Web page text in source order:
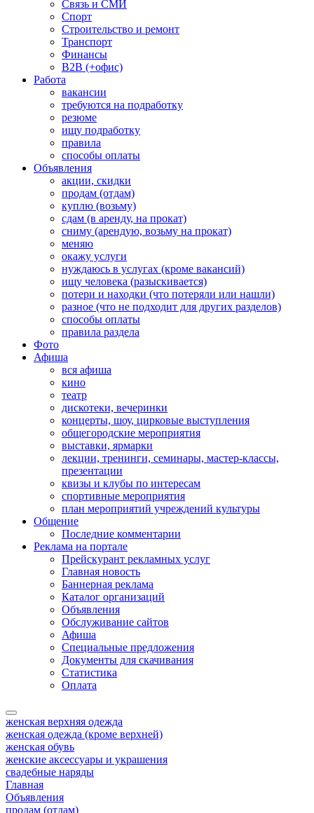
Связь и СМИ
Спорт
Строительство и ремонт
Транспорт
Финансы
B2B (+офис)
Работа
вакансии
требуются на подработку
резюме
ищу подработку
правила
способы оплаты
Объявления
акции, скидки
продам (отдам)
куплю (возьму)
сдам (в аренду, на прокат)
сниму (арендую, возьму на прокат)
меняю
окажу услуги
нуждаюсь в услугах (кроме вакансий)
ищу человека (разыскивается)
потери и находки (что потеряли или нашли)
разное (что не подходит для других разделов)
способы оплаты
правила раздела
Фото
Афиша
вся афиша
кино
театр
дискотеки, вечеринки
концерты, шоу, цирковые выступления
общегородские мероприятия
выставки, ярмарки
лекции, тренинги, семинары, мастер-классы,
презентации
квизы и клубы по интересам
спортивные мероприятия
план мероприятий учреждений культуры
Общение
Последние комментарии
Реклама на портале
Прейскурант рекламных услуг
Главная новость
Баннерная реклама
Каталог организаций
Объявления
Обслуживание сайтов
Афиша
Специальные предложения
Документы для скачивания
Статистика
Оплата
женская верхняя одежда
женская одежда (кроме верхней)
женская обувь
женские аксессуары и украшения
свадебные наряды
Главная
Объявления
продам (отдам)